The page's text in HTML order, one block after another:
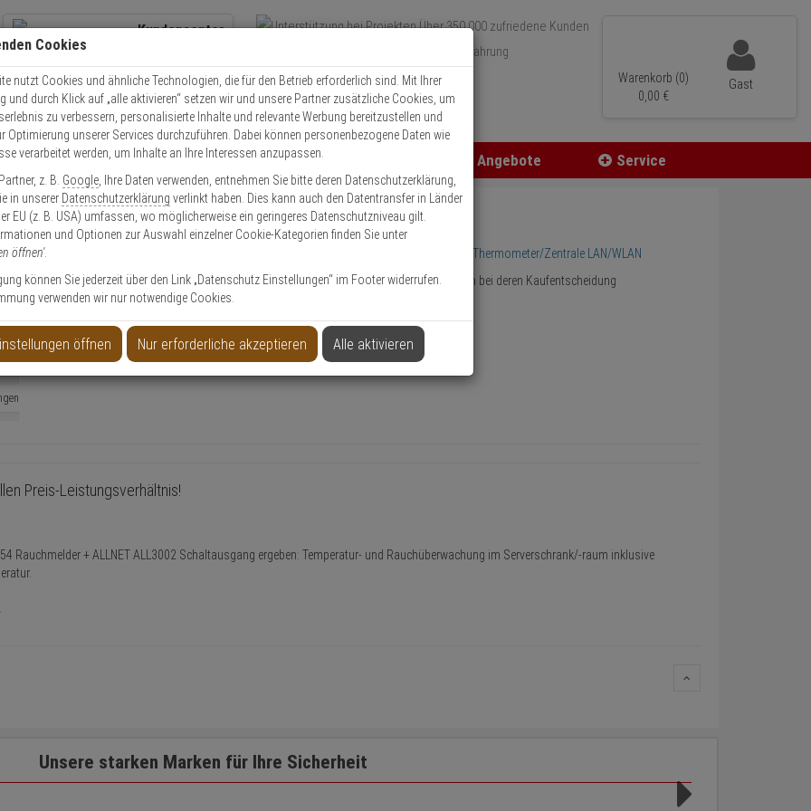
Kundencenter
Kontaktservice nutzen
Mo. - Do.: 8:00 - 16:30 Fr. 8:00 - 14:00 Uhr
Über 350.000 zufriedene Kunden
Über 15 Jahre Erfahrung
Schneller Versand
Warenkorb (0)
0, 00 €
Gast
Zutritt Einbruch Angebote Service
ALLNET ALL3419 IP IP Thermometer/Zentrale LAN/WLAN
Schreiben Sie jetzt Ihre persönliche Erfahrung mit diesem Artikel und helfen Sie anderen bei deren Kaufentscheidung
Einloggen und Bewertung schreiben
Preis-Leistungsverhältnis!
Rauchmelder + ALLNET ALL3002 Schaltausgang ergeben: Temperatur- und Rauchüberwachung im Serverschrank/-raum inklusive
Unsere starken Marken für Ihre Sicherheit
Cookies
nutzt Cookies und ähnliche Technologien, die für den Betrieb erforderlich sind. Mit Ihrer
und durch Klick auf „alle aktivieren“ setzen wir und unsere Partner zusätzliche Cookies, um
zu verbessern, personalisierte Inhalte und relevante Werbung bereitzustellen und
Optimierung unserer Services durchzuführen. Dabei können personenbezogene Daten wie
verarbeitet werden, um Inhalte an Ihre Interessen anzupassen.
z. B. Google , Ihre Daten verwenden, entnehmen Sie bitte deren Datenschutzerklärung,
in unserer Datenschutzerklärung verlinkt haben. Dies kann auch den Datentransfer in Länder
EU (z. B. USA) umfassen, wo möglicherweise ein geringeres Datenschutzniveau gilt.
und Optionen zur Auswahl einzelner Cookie-Kategorien finden Sie unter
öffnen'.
können Sie jederzeit über den Link „Datenschutz Einstellungen“ im Footer widerrufen.
verwenden wir nur notwendige Cookies.
öffnen Nur erforderliche akzeptieren Alle aktivieren